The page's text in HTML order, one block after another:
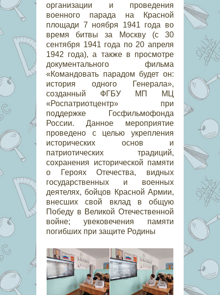
организации и проведения
военного парада на Красной
площади 7 ноября 1941 года во
время битвы за Москву (с 30
сентября 1941 года по 20 апреля
1942 года), а также в просмотре
документального фильма
«Командовать парадом будет он:
история одного Генерала»,
созданный ФГБУ МП МЦ
«Роспатриотцентр» при
поддержке Госфильмофонда
России. Данное мероприятие
проведено с целью укрепления
исторических основ и
патриотических традиций,
сохранения исторической памяти
о Героях Отечества, видных
государственных и военных
деятелях, бойцов Красной Армии,
внесших свой вклад в общую
Победу в Великой Отечественной
войне; увековечения памяти
погибших при защите Родины